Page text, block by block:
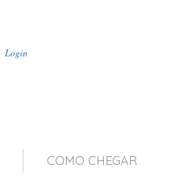
Login
COMO CHEGAR